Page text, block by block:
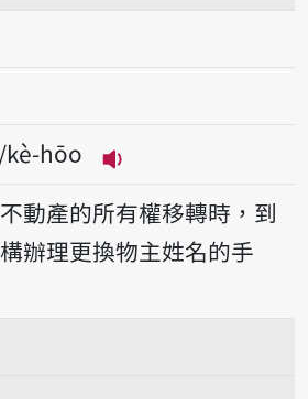
hōo
播放音讀kuè-hōo/
動產的所有權移轉時，到
辦理更換物主姓名的手